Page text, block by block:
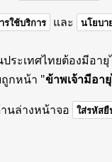
ใช้บริการ และ นโยบา
ประเทศไทยต้องมีอา
กหน้า "ข้าพเจ้ามีอา
นล่างหน้าจอ ใส่รหัส